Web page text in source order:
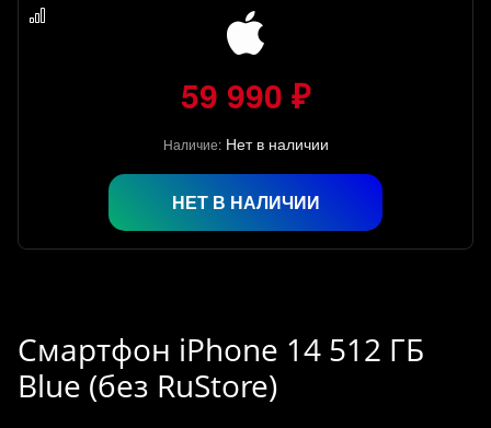
59 990 ₽
Наличие: Нет в наличии
НЕТ В НАЛИЧИИ
Смартфон iPhone 14 512 ГБ
Blue (без RuStore)